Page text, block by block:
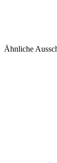
Ähnliche